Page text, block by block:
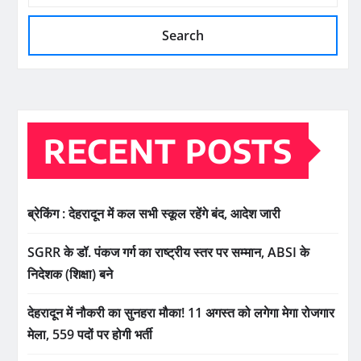
Search
RECENT POSTS
ब्रेकिंग : देहरादून में कल सभी स्कूल रहेंगे बंद, आदेश जारी
SGRR के डॉ. पंकज गर्ग का राष्ट्रीय स्तर पर सम्मान, ABSI के
निदेशक (शिक्षा) बने
देहरादून में नौकरी का सुनहरा मौका! 11 अगस्त को लगेगा मेगा रोजगार
मेला, 559 पदों पर होगी भर्ती